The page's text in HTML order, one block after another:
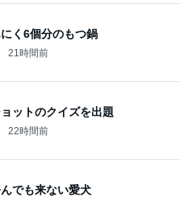
く6個分のもつ鍋
21時間前
ットのクイズを出題
22時間前
でも来ない愛犬